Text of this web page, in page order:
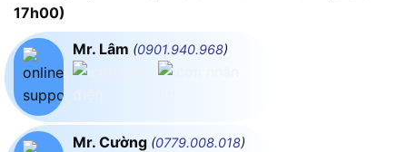
17h00)
Mr. Lâm (0901.940.968)
Mr. Cường (0779.008.018)